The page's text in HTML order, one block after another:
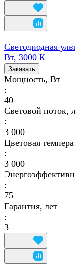
Светодиодная
Вт, 3000 К
Заказать
Мощность, Вт
:
40
Световой поток,
:
3 000
Цветовая
:
3 000
:
75
Гарантия, лет
:
3